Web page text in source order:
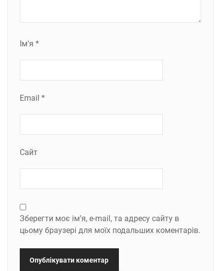
Ім'я *
Email *
Сайт
Зберегти моє ім'я, e-mail, та адресу сайту в
цьому браузері для моїх подальших коментарів.